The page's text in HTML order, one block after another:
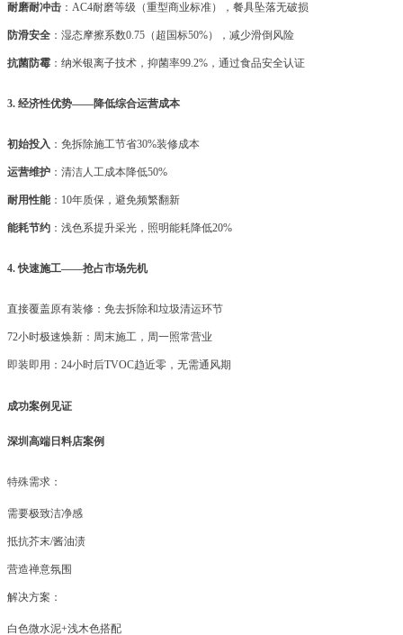
耐磨耐冲击 ： AC4耐磨等级（重型商业标准），餐具坠落无破损
防滑安全 ：湿态摩擦系数0.75（超国标50%），减少滑倒风险
抗菌防霉 ：纳米银离子技术，抑菌率99.2%，通过食品安全认证
3. 经济性优势——降低综合运营成本
初始投入 ：免拆除施工节省30%装修成本
运营维护 ：清洁人工成本降低50%
耐用性能 ： 10年质保，避免频繁翻新
能耗节约 ：浅色系提升采光，照明能耗降低20%
4. 快速施工——抢占市场先机
直接覆盖原有装修：免去拆除和垃圾清运环节
72小时极速焕新：周末施工，周一照常营业
即装即用： 24小时后TVOC趋近零，无需通风期
成功案例见证
深圳高端日料店案例
特殊需求：
需要极致洁净感
抵抗芥末/酱油渍
营造禅意氛围
解决方案：
白色微水泥+浅木色搭配